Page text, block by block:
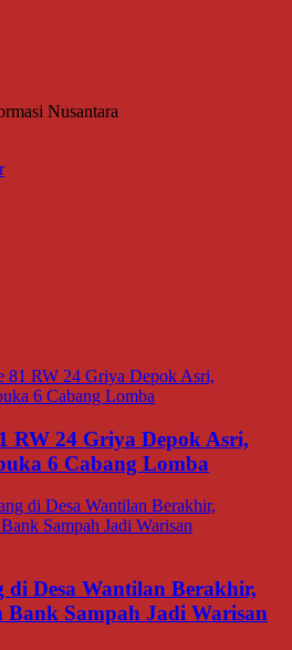
Nusantara
RW 24 Griya Depok Asri,
6 Cabang Lomba
Desa Wantilan Berakhir,
Bank Sampah Jadi Warisan